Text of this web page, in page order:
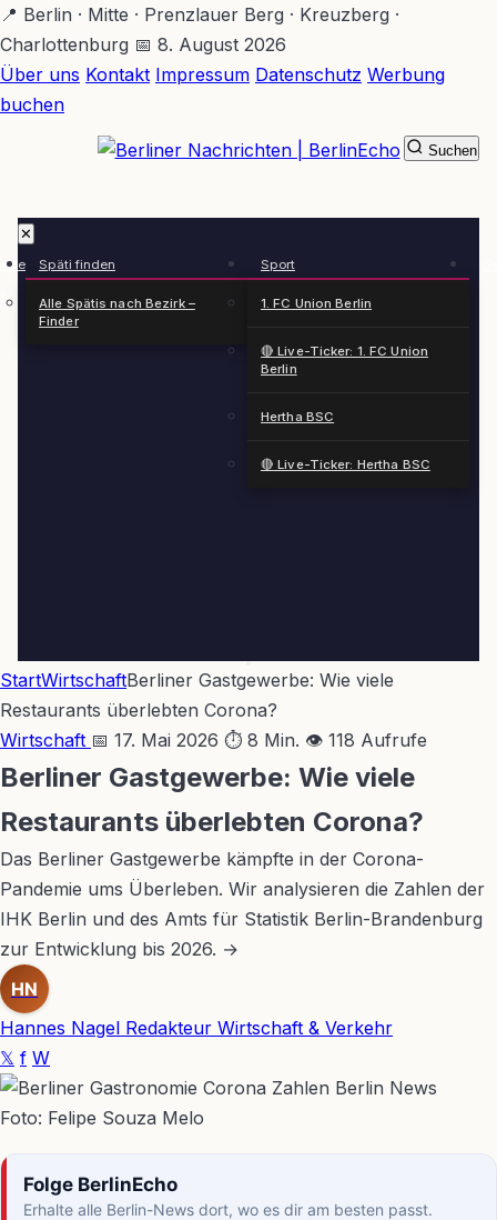
Zum
Hauptinhalt
springen
📍 Berlin · Mitte · Prenzlauer Berg · Kreuzberg ·
Charlottenburg 📅 8. August 2026
Über uns Kontakt Impressum Datenschutz Werbung
buchen
✕
Späti finden
Alle Spätis nach Bezirk –
Finder
Sport
1. FC Union Berlin
🔴 Live-Ticker: 1. FC Union
Berlin
Hertha BSC
🔴 Live-Ticker: Hertha BSC
Suchen
StartWirtschaftBerliner Gastgewerbe: Wie viele
Restaurants überlebten Corona?
Wirtschaft 📅 17. Mai 2026 ⏱ 8 Min. 👁 118 Aufrufe
Berliner Gastgewerbe: Wie viele
Restaurants überlebten Corona?
Das Berliner Gastgewerbe kämpfte in der Corona-
Pandemie ums Überleben. Wir analysieren die Zahlen der
IHK Berlin und des Amts für Statistik Berlin-Brandenburg
zur Entwicklung bis 2026. →
HN
Hannes Nagel Redakteur Wirtschaft & Verkehr
𝕏 f W
Foto: Felipe Souza Melo
Folge BerlinEcho
Erhalte alle Berlin-News dort, wo es dir am besten passt.